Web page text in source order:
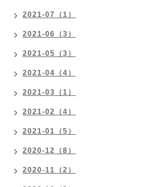
2021-07（1）
2021-06（3）
2021-05（3）
2021-04（4）
2021-03（1）
2021-02（4）
2021-01（5）
2020-12（8）
2020-11（2）